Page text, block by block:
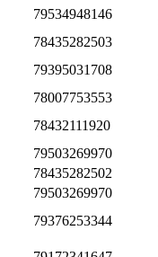
79534948146
78435282503
79395031708
78007753553
78432111920
79503269970
78435282502
79503269970
79376253344